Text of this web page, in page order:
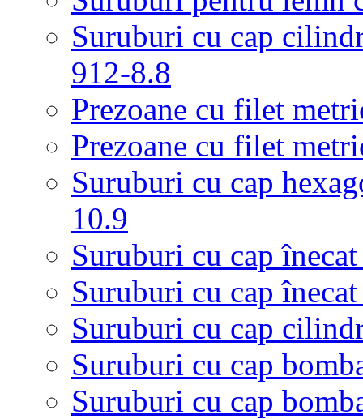
Suruburi cu cap
912-8.8
Prezoane cu filet
Prezoane cu filet
Suruburi cu cap
10.9
Suruburi cu cap
Suruburi cu cap
Suruburi cu cap
Suruburi cu cap
Suruburi cu cap